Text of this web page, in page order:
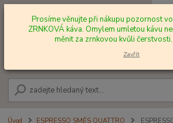
+420 602 577 209
Úvod ESPRESSO SMĚS QUATTRO
Prosíme věnujte při nákupu pozornost
ZRNKOVÁ káva. Omylem umletou kávu
měnit za zrnkovou kvůli
Zavřít